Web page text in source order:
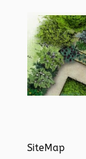
SiteMap